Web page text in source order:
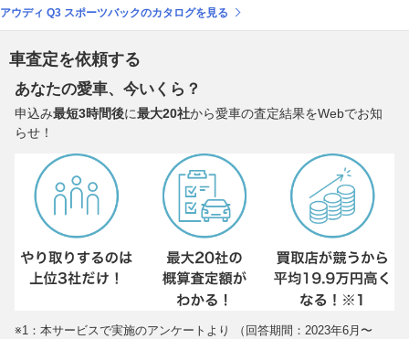
アウディ Q3 スポーツバックのカタログを見る
車査定を依頼する
あなたの愛車、今いくら？
申込み最短3時間後に最大20社から愛車の査定結果をWebでお知
らせ！
※1：本サービスで実施のアンケートより （回答期間：2023年6月〜